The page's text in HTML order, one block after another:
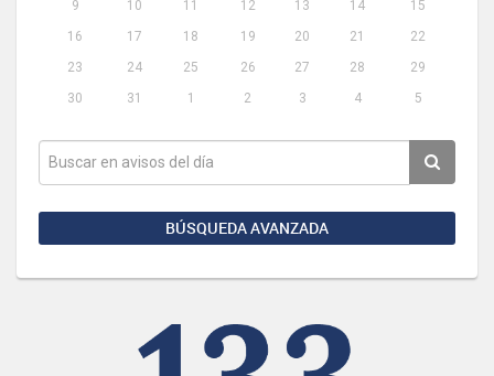
9
10 11 12 13 14
15
16
17 18 19 20 21
22
23
24 25 26 27 28
29
30
31 1 2 3 4 5
BÚSQUEDA AVANZADA